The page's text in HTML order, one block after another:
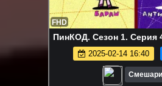
FHD
ПинКОД. Сезон 1. Серия
2025-02-14 16:40